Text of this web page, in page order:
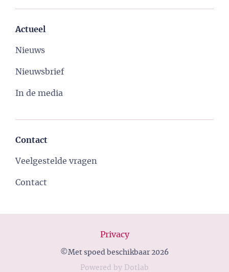
Actueel
Nieuws
Nieuwsbrief
In de media
Contact
Veelgestelde vragen
Contact
Privacy
©Met spoed beschikbaar 2026
Powered by Dotlab